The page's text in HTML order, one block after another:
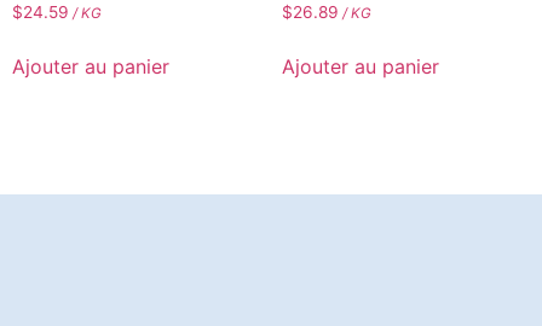
$24.59 / KG
Ajouter au panier
$26.89 / KG
Ajouter au panier